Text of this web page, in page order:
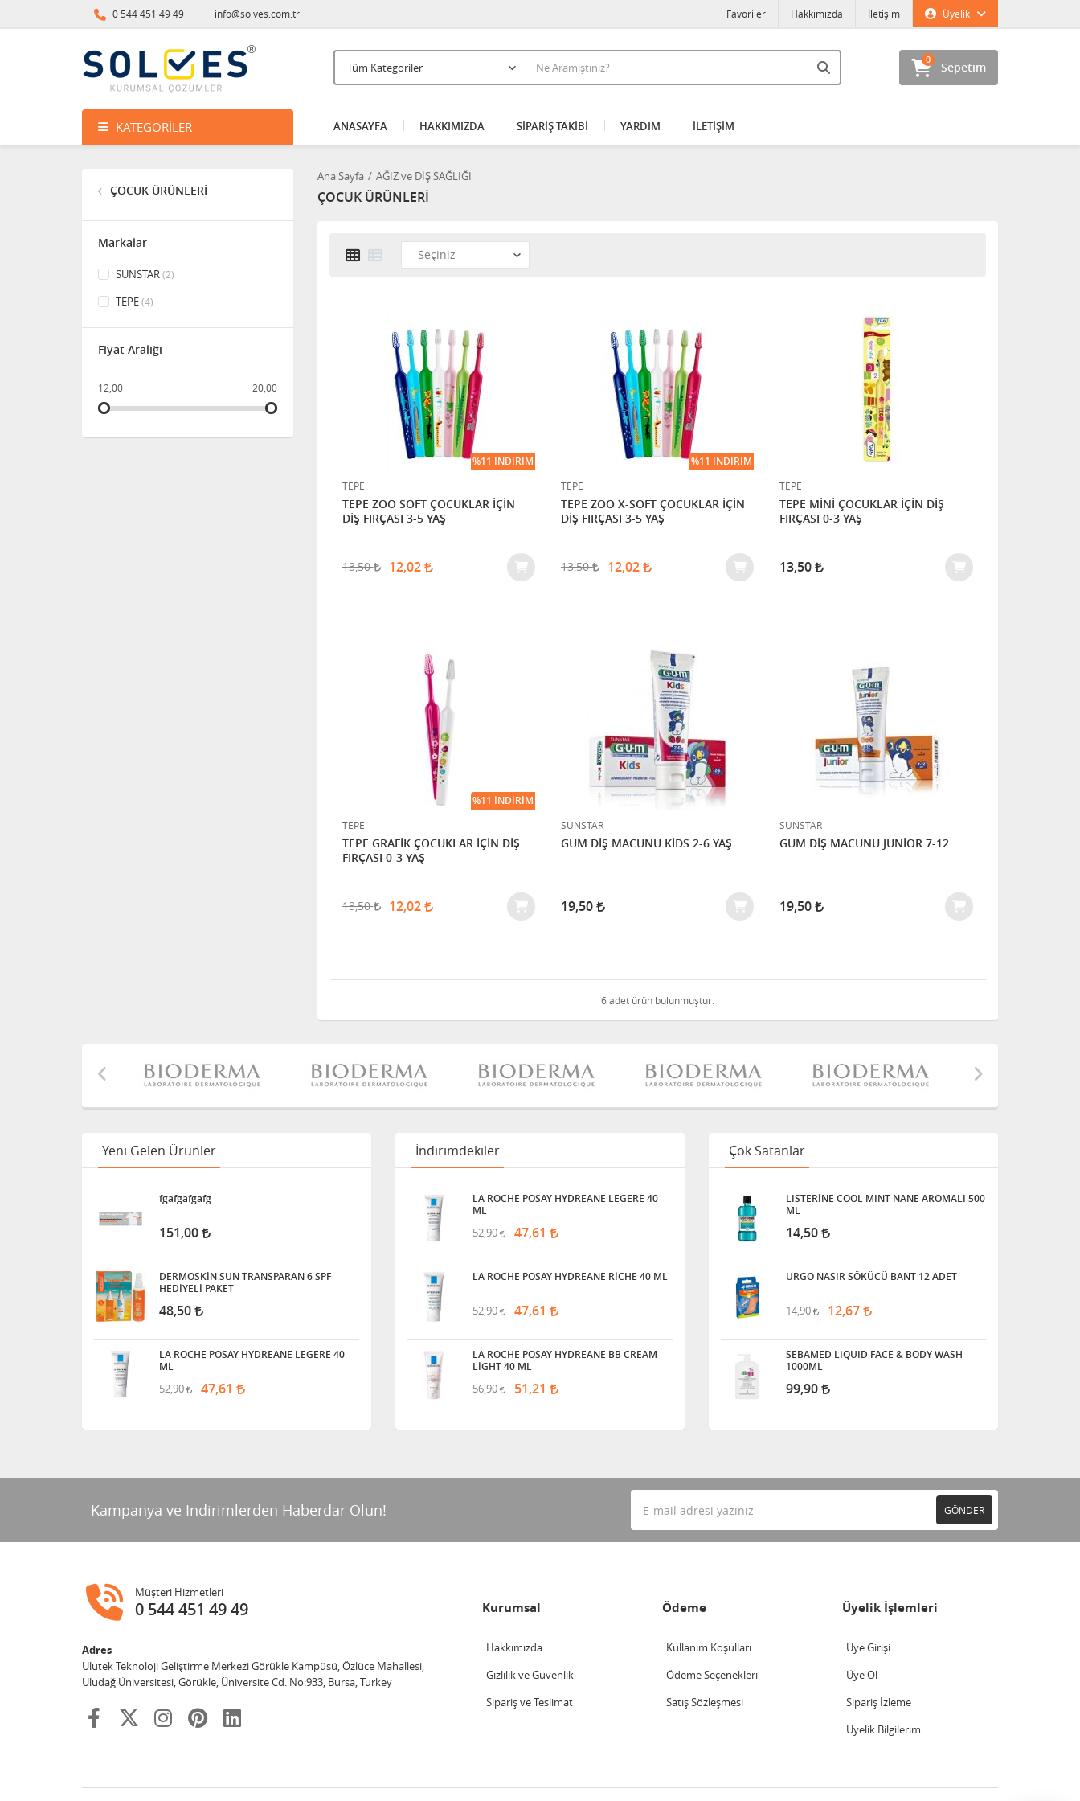
0 544 451 49 49 info@solves.com.tr Üyelik
Favoriler Hakkımızda İletişim
Sepetim
0
KATEGORILER ANASAYFA HAKKIMIZDA SİPARİŞ TAKİBİ YARDIM İLETİŞİM
ÇOCUK ÜRÜNLERİ
Markalar
SUNSTAR(2)
TEPE(4)
Fiyat Aralığı
12,00 20,00
Ana Sayfa AĞIZ ve DİŞ SAĞLIĞI
ÇOCUK ÜRÜNLERİ
TEPE
TEPE ZOO SOFT ÇOCUKLAR İÇİN
DİŞ FIRÇASI 3-5 YAŞ
13,50 12,02
%11 İNDIRIM
TEPE
TEPE ZOO X-SOFT ÇOCUKLAR İÇİN
DİŞ FIRÇASI 3-5 YAŞ
13,50 12,02
%11 İNDIRIM
TEPE
TEPE MİNİ ÇOCUKLAR İÇİN DİŞ
FIRÇASI 0-3 YAŞ
13,50
TEPE
TEPE GRAFİK ÇOCUKLAR İÇİN DİŞ
FIRÇASI 0-3 YAŞ
13,50 12,02
%11 İNDIRIM
SUNSTAR
GUM DİŞ MACUNU KİDS 2-6 YAŞ
19,50
SUNSTAR
GUM DİŞ MACUNU JUNİOR 7-12
19,50
6 adet ürün bulunmuştur.
Yeni Gelen Ürünler
fgafgafgafg
151,00
DERMOSKİN SUN TRANSPARAN 6 SPF
HEDİYELİ PAKET
48,50
LA ROCHE POSAY HYDREANE LEGERE 40
ML
52,90 47,61
İndirimdekiler
LA ROCHE POSAY HYDREANE LEGERE 40
ML
52,90 47,61
LA ROCHE POSAY HYDREANE RİCHE 40 ML
52,90 47,61
LA ROCHE POSAY HYDREANE BB CREAM
LİGHT 40 ML
56,90 51,21
Çok Satanlar
LISTERİNE COOL MINT NANE AROMALI 500
ML
14,50
URGO NASIR SÖKÜCÜ BANT 12 ADET
14,90 12,67
SEBAMED LIQUID FACE & BODY WASH
1000ML
99,90
Kampanya ve İndirimlerden Haberdar Olun! GÖNDER
Müşteri Hizmetleri
0 544 451 49 49
Adres
Ulutek Teknoloji Geliştirme Merkezi Görükle Kampüsü, Özlüce Mahallesi,
Uludağ Üniversitesi, Görükle, Üniversite Cd. No:933, Bursa, Turkey
Kurumsal
Hakkımızda
Gizlilik ve Güvenlik
Sipariş ve Teslimat
Ödeme
Kullanım Koşulları
Ödeme Seçenekleri
Satış Sözleşmesi
Üyelik İşlemleri
Üye Girişi
Üye Ol
Sipariş İzleme
Üyelik Bilgilerim